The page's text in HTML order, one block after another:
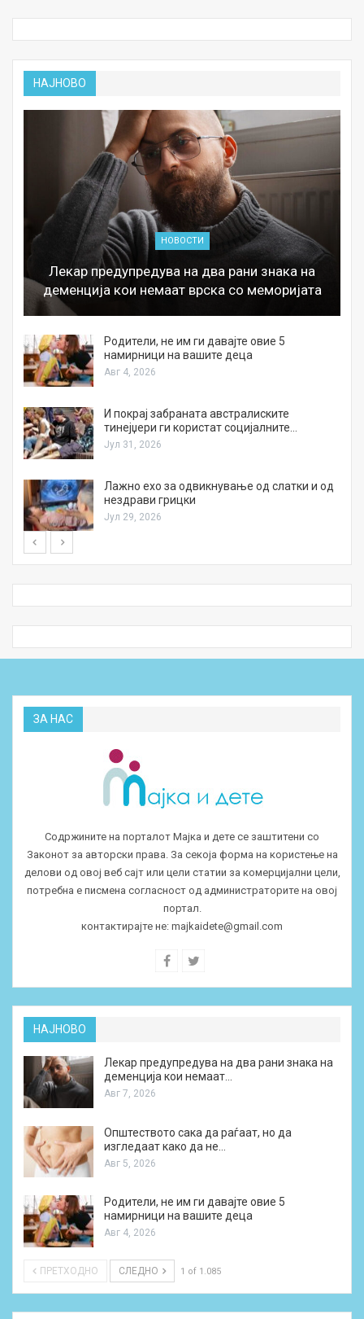
НАЈНОВО
НОВОСТИ
Лекар предупредува на два рани знака на
деменција кои немаат врска со меморијата
Родители, не им ги давајте овие 5
намирници на вашите деца
Авг 4, 2026
И покрај забраната австралиските
тинејџери ги користат социјалните…
Јул 31, 2026
Лажно ехо за одвикнување од слатки и од
нездрави грицки
Јул 29, 2026
ЗА НАС
Содржините на порталот Мајка и дете се заштитени со
Законот за авторски права. За секоја форма на користење на
делови од овој веб сајт или цели статии за комерцијални цели,
потребна е писмена согласност од администраторите на овој
портал.
контактирајте не: majkaidete@gmail.com
НАЈНОВО
Лекар предупредува на два рани знака на
деменција кои немаат…
Авг 7, 2026
Општеството сака да раѓаат, но да
изгледаат како да не…
Авг 5, 2026
Родители, не им ги давајте овие 5
намирници на вашите деца
Авг 4, 2026
ПРЕТХОДНО СЛЕДНО 1 of 1.085